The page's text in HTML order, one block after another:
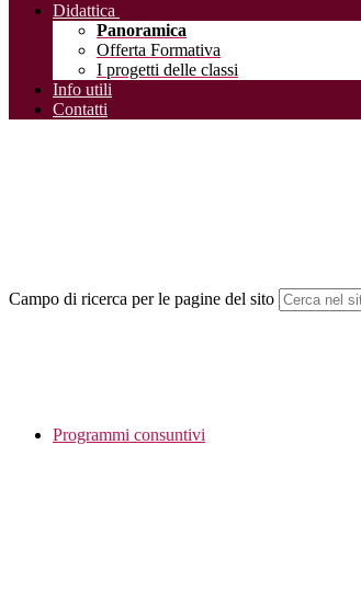
Didattica
Panoramica
Offerta Formativa
I progetti delle classi
Info utili
Contatti
Campo di ricerca per le pagine del sito
Programmi consuntivi